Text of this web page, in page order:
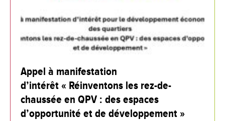
Appel à manifestation
d’intérêt « Réinventons les rez-de-
chaussée en QPV : des espaces
d’opportunité et de développement »